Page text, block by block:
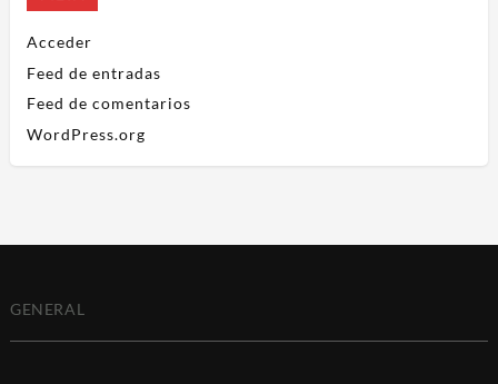
Acceder
Feed de entradas
Feed de comentarios
WordPress.org
GENERAL